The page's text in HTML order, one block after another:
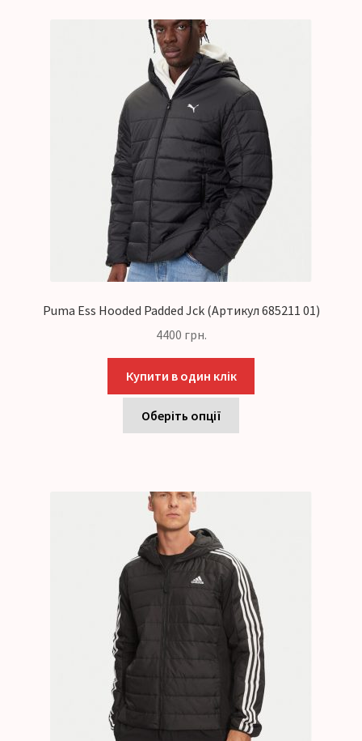
Puma Ess Hooded Padded Jck (Артикул 685211 01)
4400 грн.
Купити в один клік
Оберіть опції